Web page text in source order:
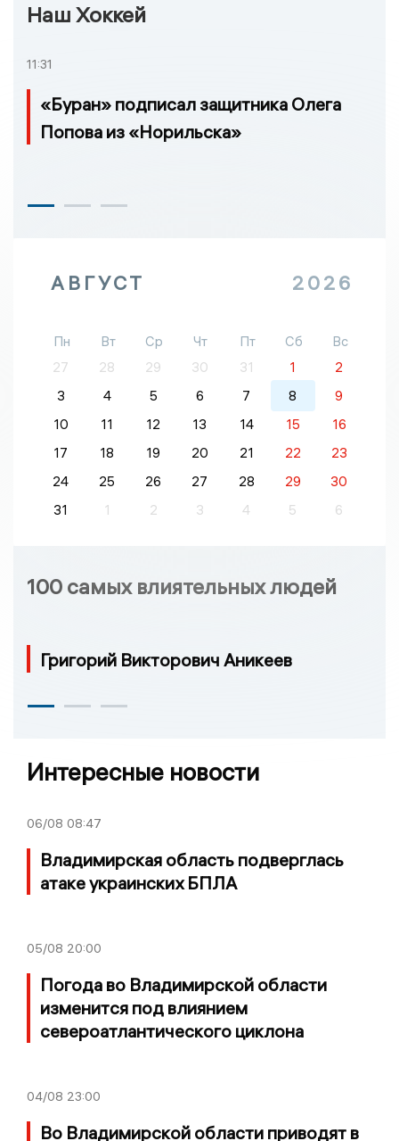
Наш Хоккей
11:31
«Буран» подписал защитника Олега
Попова из «Норильска»
АВГУСТ 2026
Пн Вт Ср Чт Пт Сб
Вс
27
28 29 30 31 1
2
3
4 5 6 7 8
9
10
11 12 13 14 15
16
17
18 19 20 21 22
23
24
25 26 27 28 29
30
31
1 2 3 4 5 6
100 самых влиятельных людей
Григорий Викторович Аникеев
Интересные новости
06/08 08:47
Владимирская область подверглась
атаке украинских БПЛА
05/08 20:00
Погода во Владимирской области
изменится под влиянием
североатлантического циклона
04/08 23:00
Во Владимирской области приводят в